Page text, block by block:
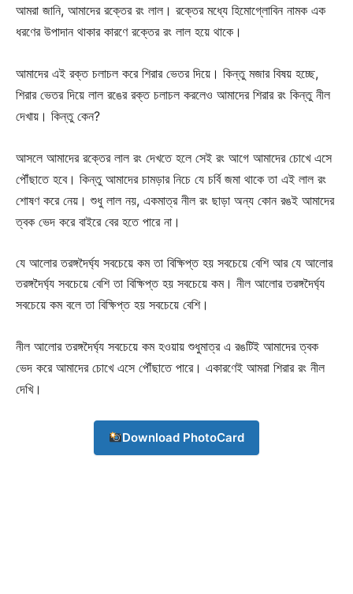
আমরা জানি, আমাদের রক্তের রং লাল। রক্তের মধ্যে হিমোগ্লোবিন নামক এক
ধরণের উপাদান থাকার কারণে রক্তের রং লাল হয়ে থাকে।
আমাদের এই রক্ত চলাচল করে শিরার ভেতর দিয়ে। কিন্তু মজার বিষয় হচ্ছে,
শিরার ভেতর দিয়ে লাল রঙের রক্ত চলাচল করলেও আমাদের শিরার রং কিন্তু নীল
দেখায়। কিন্তু কেন?
আসলে আমাদের রক্তের লাল রং দেখতে হলে সেই রং আগে আমাদের চোখে এসে
পৌঁছাতে হবে। কিন্তু আমাদের চামড়ার নিচে যে চর্বি জমা থাকে তা এই লাল রং
শোষণ করে নেয়। শুধু লাল নয়, একমাত্র নীল রং ছাড়া অন্য কোন রঙই আমাদের
ত্বক ভেদ করে বাইরে বের হতে পারে না।
যে আলোর তরঙ্গদৈর্ঘ্য সবচেয়ে কম তা বিক্ষিপ্ত হয় সবচেয়ে বেশি আর যে আলোর
তরঙ্গদৈর্ঘ্য সবচেয়ে বেশি তা বিক্ষিপ্ত হয় সবচেয়ে কম। নীল আলোর তরঙ্গদৈর্ঘ্য
সবচেয়ে কম বলে তা বিক্ষিপ্ত হয় সবচেয়ে বেশি।
নীল আলোর তরঙ্গদৈর্ঘ্য সবচেয়ে কম হওয়ায় শুধুমাত্র এ রঙটিই আমাদের ত্বক
ভেদ করে আমাদের চোখে এসে পৌঁছাতে পারে। একারণেই আমরা শিরার রং নীল
দেখি।
Download PhotoCard